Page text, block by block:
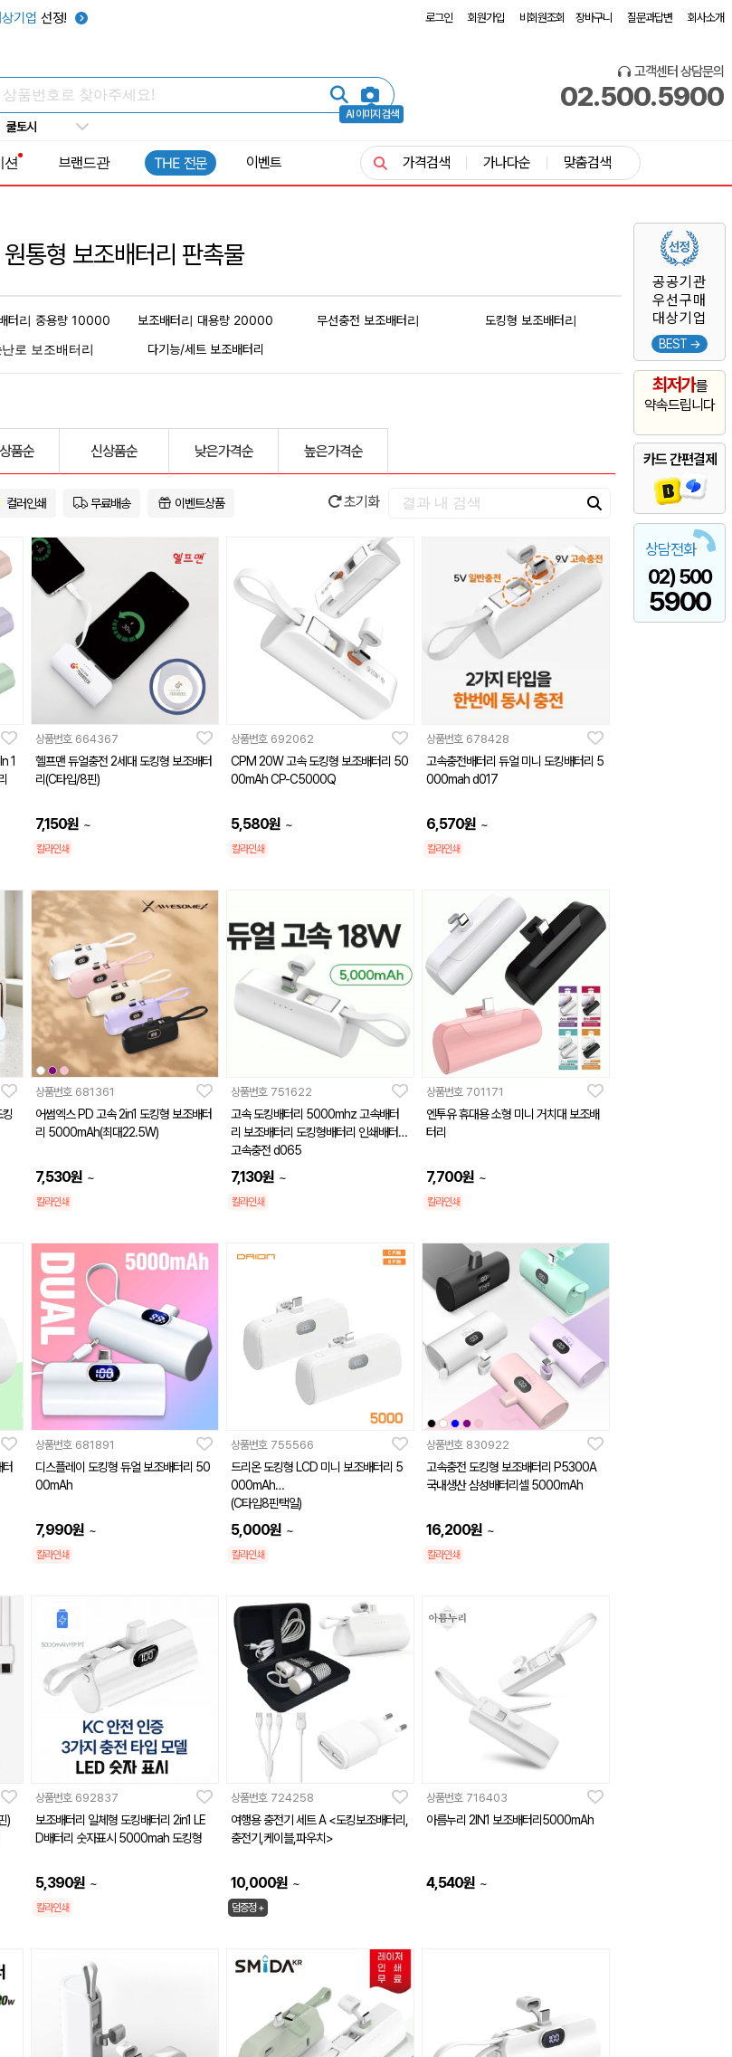
기업 선정! 로그인 회원가입 비회원조회 장바구니 질문과답변 회사소개
AI 이미지 검색
키캡
쿨토시
넥쿨러
타포린가방
고객센터 상담문의
02.500.5900
공공기관
우선구매
대상기업
BEST →
최저가를
약속드립니다
카드 간편결제
상담전화
02) 500
5900
션 브랜드관 THE 전문 이벤트 가격검색 가나다순 맞춤검색
원통형 보조배터리 판촉물
터리 중용량 10000 보조배터리 대용량 20000 무선충전 보조배터리
도킹형 보조배터리
난로 보조배터리 다기능/세트 보조배터리
품순 신상품순 낮은가격순 높은가격순
컬러인쇄 무료배송 이벤트상품 초기화
상품번호 664367
헬프맨 듀얼충전 2세대 도킹형 보조배터
리(C타입/8핀)
7,150원 ~
칼라인쇄
상품번호 692062
CPM 20W 고속 도킹형 보조배터리 50
00mAh CP-C5000Q
5,580원 ~
칼라인쇄
상품번호 678428
고속충전배터리 듀얼 미니 도킹배터리 5
000mah d017
6,570원 ~
칼라인쇄
상품번호 681361
어썸엑스 PD 고속 2in1 도킹형 보조배터
리 5000mAh(최대22.5W)
7,530원 ~
칼라인쇄
상품번호 751622
고속 도킹배터리 5000mhz 고속배터
리 보조배터리 도킹형배터리 인쇄배터리
고속충전 d065
7,130원 ~
칼라인쇄
상품번호 701171
엔투유 휴대용 소형 미니 거치대 보조배
터리
7,700원 ~
칼라인쇄
상품번호 681891
디스플레이 도킹형 듀얼 보조배터리 50
00mAh
7,990원 ~
칼라인쇄
상품번호 755566
드리온 도킹형 LCD 미니 보조배터리 5
000mAh
(C타입8핀택일)
5,000원 ~
칼라인쇄
상품번호 830922
고속충전 도킹형 보조배터리 P5300A
국내생산 삼성배터리셀 5000mAh
16,200원 ~
칼라인쇄
)
상품번호 692837
보조배터리 일체형 도킹배터리 2in1 LE
D배터리 숫자표시 5000mah 도킹형
5,390원 ~
칼라인쇄
상품번호 724258
여행용 충전기 세트 A <도킹보조배터리,
충전기,케이블,파우치>
10,000원 ~
덤증정 +
상품번호 716403
아름누리 2IN1 보조배터리5000mAh
4,540원 ~